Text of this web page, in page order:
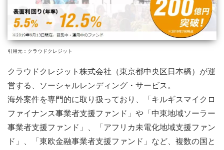
引用元：クラウドクレジット
クラウドクレジット株式会社（東京都中央区日本橋）が運
営する、ソーシャルレンディング・サービス。
海外案件を専門的に取り扱っており、「キルギスマイクロ
ファイナンス事業者支援ファンド」や「中東地域ソーラー
事業者支援ファンド」、「アフリカ未電化地域支援ファン
ド」、「東欧金融事業者支援ファンド」など、複数の国と